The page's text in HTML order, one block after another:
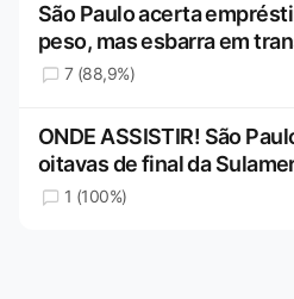
São Paulo acerta
peso, mas esbarra em
7 (88,9%)
ONDE ASSISTIR! São
oitavas de final da
1 (100%)